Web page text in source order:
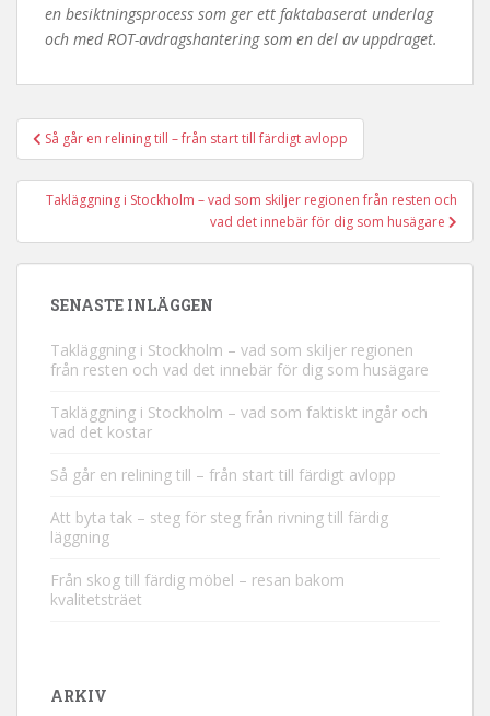
en besiktningsprocess som ger ett faktabaserat underlag
och med ROT-avdragshantering som en del av uppdraget.
Inläggsnavigering
Så går en relining till – från start till färdigt avlopp
Takläggning i Stockholm – vad som skiljer regionen från resten och
vad det innebär för dig som husägare
SENASTE INLÄGGEN
Takläggning i Stockholm – vad som skiljer regionen
från resten och vad det innebär för dig som husägare
Takläggning i Stockholm – vad som faktiskt ingår och
vad det kostar
Så går en relining till – från start till färdigt avlopp
Att byta tak – steg för steg från rivning till färdig
läggning
Från skog till färdig möbel – resan bakom
kvalitetsträet
ARKIV